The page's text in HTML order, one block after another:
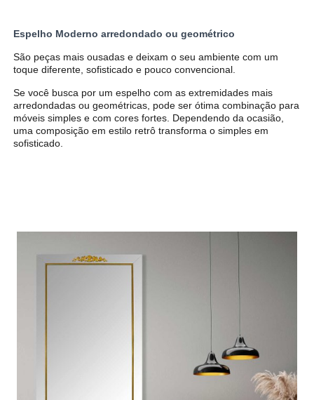
Espelho Moderno arredondado ou geométrico
São peças mais ousadas e deixam o seu ambiente com um
toque diferente, sofisticado e pouco convencional.
Se você busca por um espelho com as extremidades mais
arredondadas ou geométricas, pode ser ótima combinação para
móveis simples e com cores fortes. Dependendo da ocasião,
uma composição em estilo retrô transforma o simples em
sofisticado.